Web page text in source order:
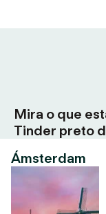
Mira o que
Tinder preto
Ámsterdam